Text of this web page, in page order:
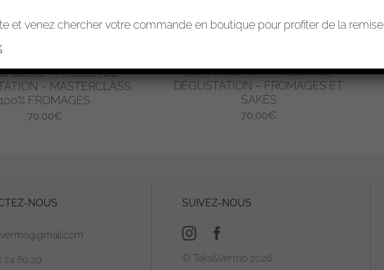
– ATELIER DE
– MASTERCLASS
100% FROMAGES
70,00€
BON CADEAU – ATELIER DE
DÉGUSTATION – FROMAGES ET
SAKÉS
70,00€
NOUS
24 89 29
SUIVEZ-NOUS
© Taka&Vermo 2026
et venez chercher votre commande en boutique pour profiter de la remise.